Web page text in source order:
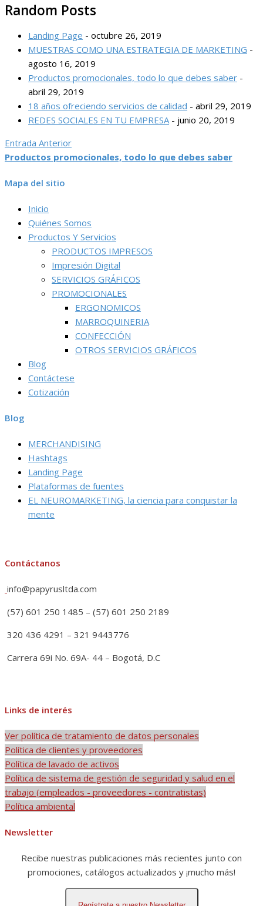
Random Posts
Landing Page - octubre 26, 2019
MUESTRAS COMO UNA ESTRATEGIA DE MARKETING -
agosto 16, 2019
Productos promocionales, todo lo que debes saber -
abril 29, 2019
18 años ofreciendo servicios de calidad - abril 29, 2019
REDES SOCIALES EN TU EMPRESA - junio 20, 2019
Entrada Anterior
Productos promocionales, todo lo que debes saber
Mapa del sitio
Inicio
Quiénes Somos
Productos Y Servicios
PRODUCTOS IMPRESOS
Impresión Digital
SERVICIOS GRÁFICOS
PROMOCIONALES
ERGONOMICOS
MARROQUINERIA
CONFECCIÓN
OTROS SERVICIOS GRÁFICOS
Blog
Contáctese
Cotización
Blog
MERCHANDISING
Hashtags
Landing Page
Plataformas de fuentes
EL NEUROMARKETING, la ciencia para conquistar la
mente
Contáctanos
info@papyrusltda.com
(57) 601 250 1485 – (57) 601 250 2189
320 436 4291 – 321 9443776
Carrera 69i No. 69A- 44 – Bogotá, D.C
Links de interés
Ver política de tratamiento de datos personales
Política de clientes y proveedores
Política de lavado de activos
Política de sistema de gestión de seguridad y salud en el
trabajo (empleados - proveedores - contratistas)
Política ambiental
Newsletter
Recibe nuestras publicaciones más recientes junto con
promociones, catálogos actualizados y ¡mucho más!